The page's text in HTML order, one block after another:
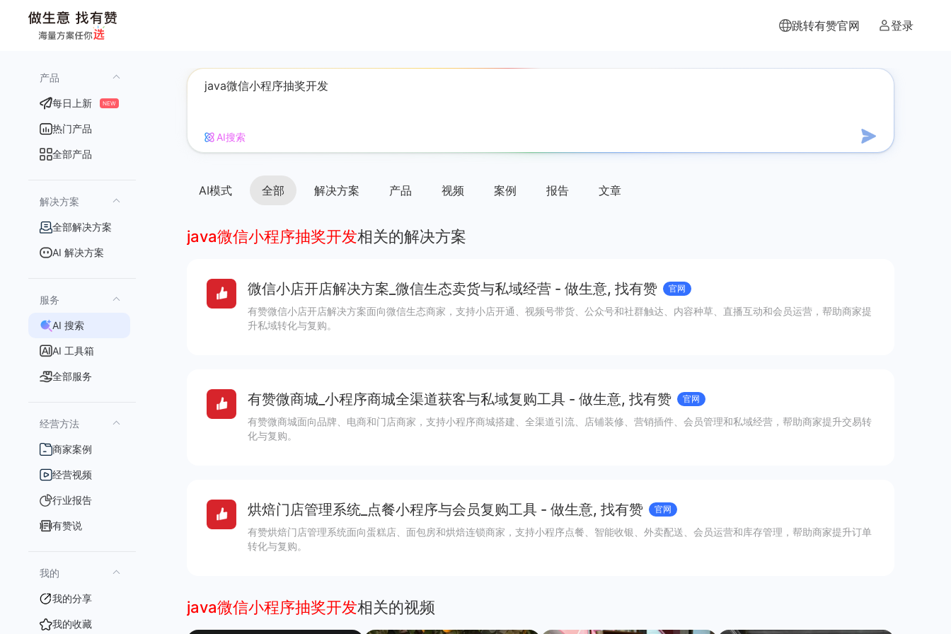
跳转有赞官网 登录
产品
每日上新 NEW
热门产品
全部产品
解决方案
全部解决方案
AI 解决方案
服务
AI 搜索
AI 工具箱
全部服务
经营方法
商家案例
经营视频
行业报告
有赞说
我的
我的分享
我的收藏
AI搜索
AI模式 全部 解决方案 产品 视频 案例 报告 文章
java微信小程序抽奖开发相关的解决方案
微信小店开店解决方案_微信生态卖货与私域经营 - 做生意, 找有赞 官网
有赞微信小店开店解决方案面向微信生态商家，支持小店开通、视频号带货、公众号和社群触达、内容种草、直播互动和会员运营，帮助商家提
升私域转化与复购。
有赞微商城_小程序商城全渠道获客与私域复购工具 - 做生意, 找有赞 官网
有赞微商城面向品牌、电商和门店商家，支持小程序商城搭建、全渠道引流、店铺装修、营销插件、会员管理和私域经营，帮助商家提升交易转
化与复购。
烘焙门店管理系统_点餐小程序与会员复购工具 - 做生意, 找有赞 官网
有赞烘焙门店管理系统面向蛋糕店、面包房和烘焙连锁商家，支持小程序点餐、智能收银、外卖配送、会员运营和库存管理，帮助商家提升订单
转化与复购。
java微信小程序抽奖开发相关的视频